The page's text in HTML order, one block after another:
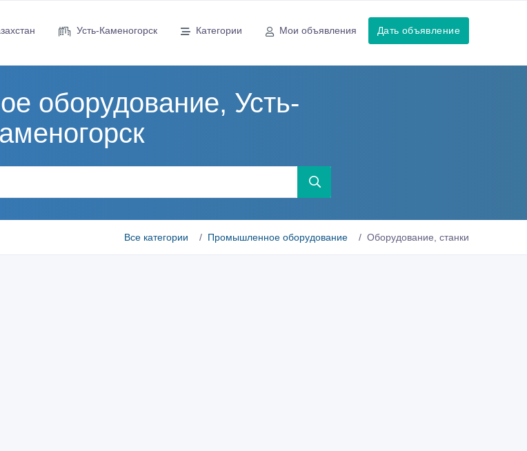
Усть-Каменогорск Категории Мои объявления Дать объявление
оборудование, Усть-
Все категории Промышленное оборудование Оборудование, станки